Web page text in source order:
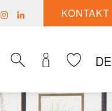
KONTAKT
DE